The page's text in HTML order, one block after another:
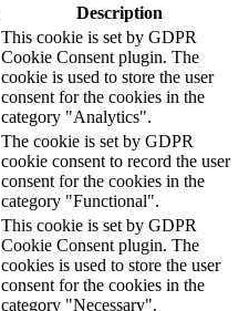
Description
This cookie is set by GDPR
Cookie Consent plugin. The
cookie is used to store the user
consent for the cookies in the
category "Analytics".
The cookie is set by GDPR
cookie consent to record the user
consent for the cookies in the
category "Functional".
This cookie is set by GDPR
Cookie Consent plugin. The
cookies is used to store the user
consent for the cookies in the
category "Necessary".